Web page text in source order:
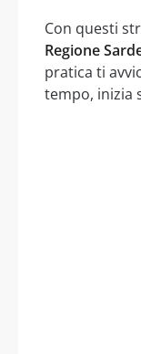
Con questi
Regione
pratica ti
tempo, inizia